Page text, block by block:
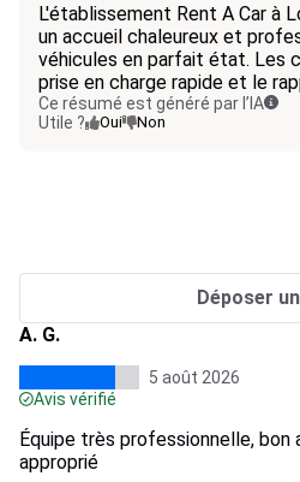
L'établissement Rent A Car à
un accueil chaleureux et
véhicules en parfait état. Les
prise en charge rapide et le
Ce résumé est généré par l’IA
Utile ?
Oui Non
Déposer
A. G.
5 août 2026
Avis vérifié
Équipe très professionnelle, bon
approprié